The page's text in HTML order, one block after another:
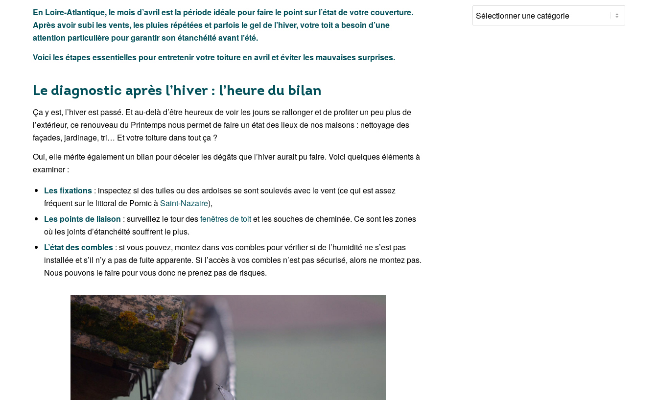
En Loire-Atlantique, le mois d’avril est la période idéale pour faire le point sur l’état de votre couverture.
Après avoir subi les vents, les pluies répétées et parfois le gel de l’hiver, votre toit a besoin d’une
attention particulière pour garantir son étanchéité avant l’été.
Voici les étapes essentielles pour entretenir votre toiture en avril et éviter les mauvaises surprises.
Le diagnostic après l’hiver : l’heure du bilan
Ça y est, l’hiver est passé. Et au-delà d’être heureux de voir les jours se rallonger et de profiter un peu plus de
l’extérieur, ce renouveau du Printemps nous permet de faire un état des lieux de nos maisons : nettoyage des
façades, jardinage, tri… Et votre toiture dans tout ça ?
Oui, elle mérite également un bilan pour déceler les dégâts que l’hiver aurait pu faire. Voici quelques éléments à
examiner :
Les fixations : inspectez si des tuiles ou des ardoises se sont soulevés avec le vent (ce qui est assez
fréquent sur le littoral de Pornic àSaint-Nazaire),
Les points de liaison : surveillez le tour desfenêtres de toitet les souches de cheminée. Ce sont les zones
où les joints d’étanchéité souffrent le plus.
L’état des combles : si vous pouvez, montez dans vos combles pour vérifier si de l’humidité ne s’est pas
installée et s’il n’y a pas de fuite apparente. Si l’accès à vos combles n’est pas sécurisé, alors ne montez pas.
Nous pouvons le faire pour vous donc ne prenez pas de risques.
Catégories